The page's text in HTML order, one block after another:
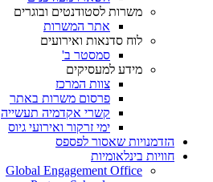
משרות לסטודנטים ובוגרים
אתר המשרות
לוח סדנאות ואירועים
סמסטר ב'
מידע למעסיקים
צוות המרכז
פרסום משרות באתר
קשרי אקדמיה תעשייה
ימי זרקור ואירועי גיוס
הזדמנויות שאסור לפספס
חוויות בינלאומיות
Global Engagement Office